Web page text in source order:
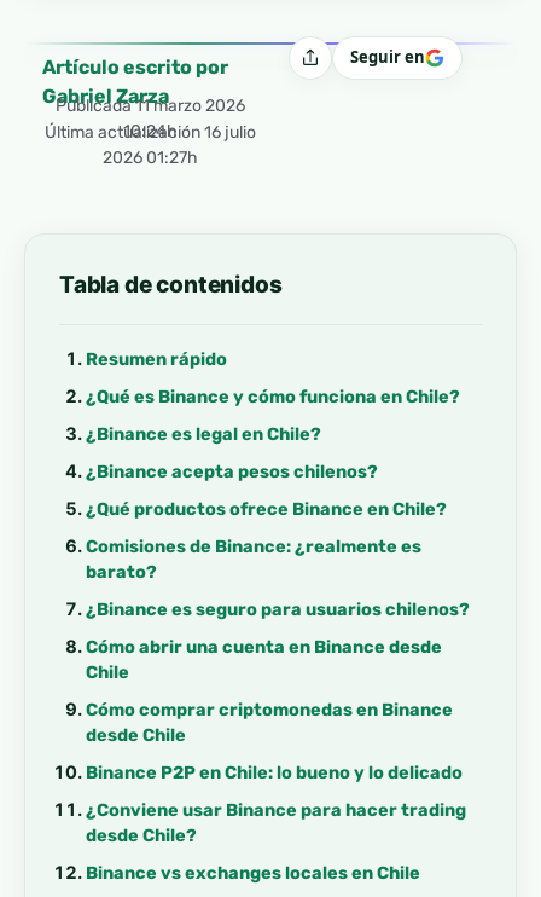
Artículo escrito por
Gabriel Zarza
Publicada11 marzo 2026
10:24h
Última actualización 16 julio
2026 01:27h
CompartirSeguir en
Tabla de contenidos
Resumen rápido
¿Qué es Binance y cómo funciona en Chile?
¿Binance es legal en Chile?
¿Binance acepta pesos chilenos?
¿Qué productos ofrece Binance en Chile?
Comisiones de Binance: ¿realmente es
barato?
¿Binance es seguro para usuarios chilenos?
Cómo abrir una cuenta en Binance desde
Chile
Cómo comprar criptomonedas en Binance
desde Chile
Binance P2P en Chile: lo bueno y lo delicado
¿Conviene usar Binance para hacer trading
desde Chile?
Binance vs exchanges locales en Chile